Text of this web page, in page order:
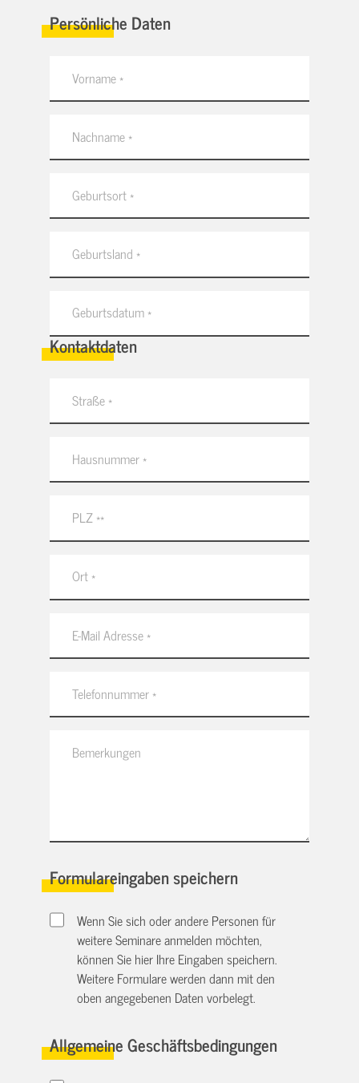
Persönliche Daten
Kontaktdaten
Formulareingaben speichern
Wenn Sie sich oder andere Personen für
weitere Seminare anmelden möchten,
können Sie hier Ihre Eingaben speichern.
Weitere Formulare werden dann mit den
oben angegebenen Daten vorbelegt.
Allgemeine Geschäftsbedingungen